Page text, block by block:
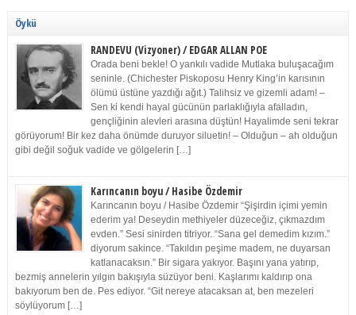
Öykü
RANDEVU (Vizyoner) / EDGAR ALLAN POE
Orada beni bekle! O yankılı vadide Mutlaka buluşacağım
seninle. (Chichester Piskoposu Henry King’in karısının
ölümü üstüne yazdığı ağıt.) Talihsiz ve gizemli adam! –
Sen ki kendi hayal gücünün parlaklığıyla afalladın,
gençliğinin alevleri arasına düştün! Hayalimde seni tekrar
görüyorum! Bir kez daha önümde duruyor siluetin! – Olduğun – ah olduğun
gibi değil soğuk vadide ve gölgelerin […]
Karıncanın boyu / Hasibe Özdemir
Karıncanın boyu / Hasibe Özdemir “Şişirdin içimi yemin
ederim ya! Deseydin methiyeler düzeceğiz, çıkmazdım
evden.” Sesi sinirden titriyor. “Sana gel demedim kızım.”
diyorum sakince. “Takıldın peşime madem, ne duyarsan
katlanacaksın.” Bir sigara yakıyor. Başını yana yatırıp,
bezmiş annelerin yılgın bakışıyla süzüyor beni. Kaşlarımı kaldırıp ona
bakıyorum ben de. Pes ediyor. “Git nereye atacaksan at, ben mezeleri
söylüyorum […]